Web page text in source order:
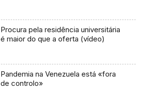
Procura pela residência universitária
é maior do que a oferta (vídeo)
Pandemia na Venezuela está «fora
de controlo»